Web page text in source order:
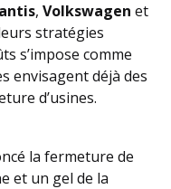
, Volkswagen et
stratégies
s’impose comme
envisagent déjà des
d’usines.
la fermeture de
et un gel de la